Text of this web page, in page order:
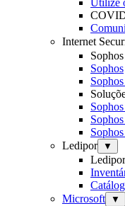
Utilize
Internet
Sophos
Sophos
Ledipor
▼
Ledipor
Microsoft
▼